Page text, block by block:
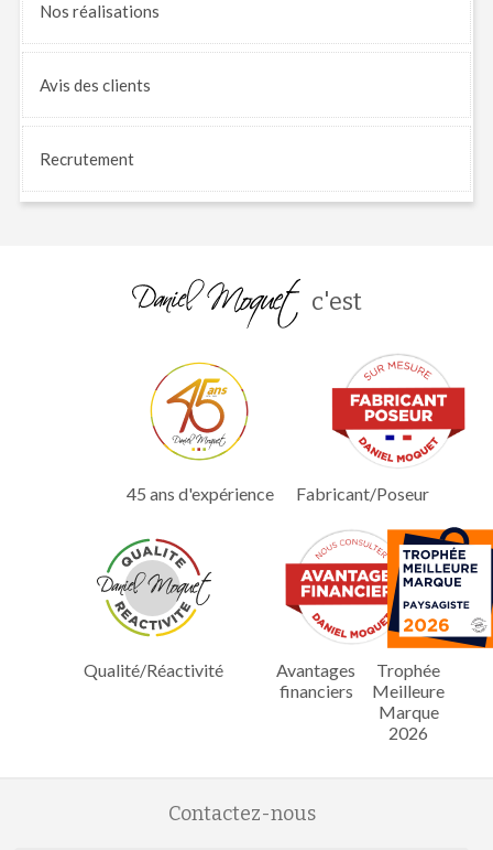
Nos réalisations
Avis des clients
Recrutement
c'est
45 ans d'expérience Fabricant/Poseur
Qualité/Réactivité
Avantages
financiers
Trophée
Meilleure
Marque
2026
Contactez-nous